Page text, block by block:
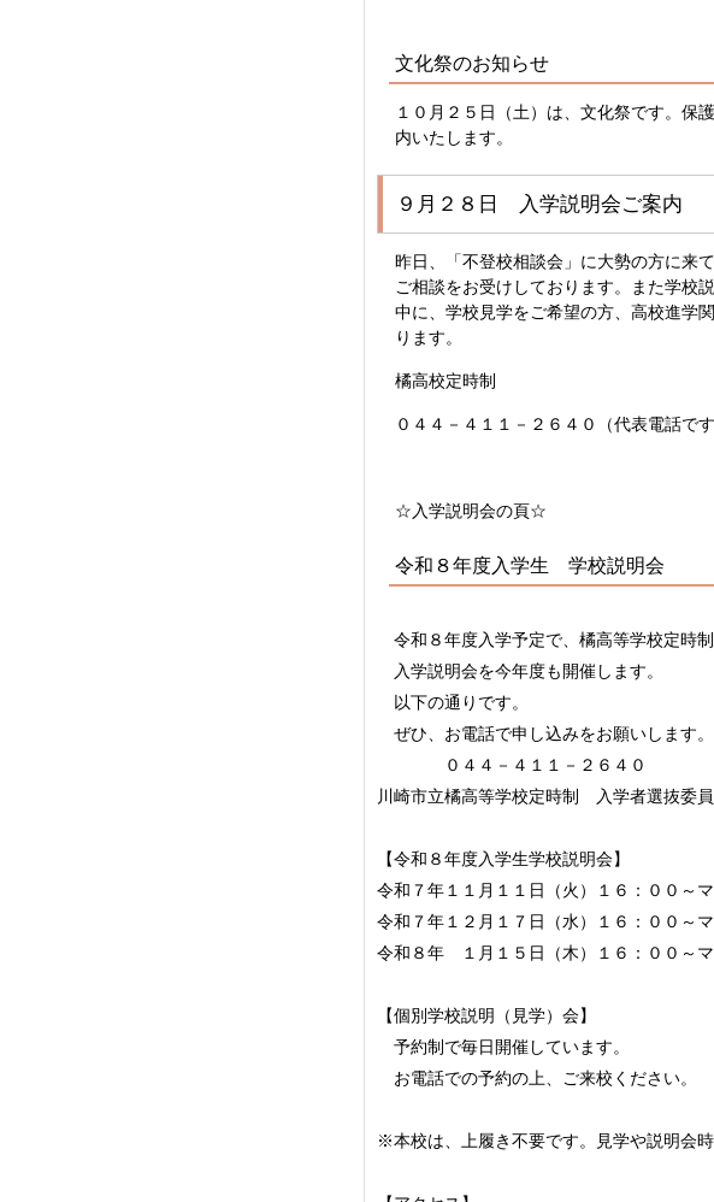
文化祭のお知らせ
１０月２５日（土）は、文化祭です。保
内いたします。
９月２８日 入学説明会ご案内
昨日、「不登校相談会」に大勢の方に来
ご相談をお受けしております。また学校
中に、学校見学をご希望の方、高校進学
ります。
橘高校定時制
０４４－４１１－２６４０（代表電話です
☆入学説明会の頁☆
令和８年度入学生 学校説明会
令和８年度入学予定で、橘高等学校定時
入学説明会を今年度も開催します。
以下の通りです。
ぜひ、お電話で申し込みをお願いします。
０４４－４１１－２６４０
川崎市立橘高等学校定時制 入学者選抜委
【令和８年度入学生学校説明会】
令和７年１１月１１日（火）１６：００～
令和７年１２月１７日（水）１６：００～
令和８年 １月１５日（木）１６：００～
【個別学校説明（見学）会】
予約制で毎日開催しています。
お電話での予約の上、ご来校ください。
※本校は、上履き不要です。見学や説明会